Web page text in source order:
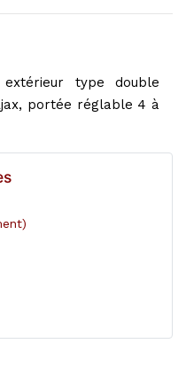
type double
portée réglable 4 à